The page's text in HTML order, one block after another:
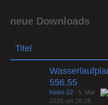
neue Downloads
Titel
556.55
Heini-22 - 5. Mai
2026 um 20:28